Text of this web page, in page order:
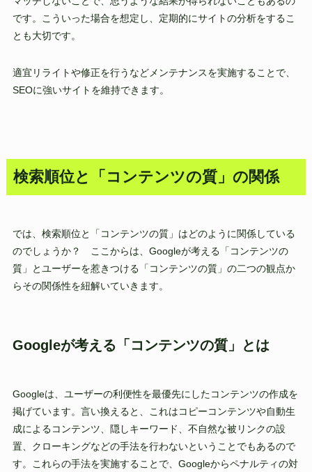
です。こういった場合を想定し、定期的にサイトの分析をするこ
とも大切です。
適宜リライトや修正を行うなどメンテナンスを実施することで、
SEOに強いサイトを維持できます。
検索順位と「コンテンツの質」の関係
では、検索順位と「コンテンツの質」はどのように関係している
のでしょうか？ ここからは、Googleが考える「コンテンツの
質」とユーザーを惹きつける「コンテンツの質」の二つの観点か
らその関係性を紐解いていきます。
Googleが考える「コンテンツの質」とは
Googleは、ユーザーの利便性を最優先にしたコンテンツの作成を
掲げています。言い換えると、これはコピーコンテンツや自動生
成によるコンテンツ、隠しキーワード、不自然な被リンクの設
置、クローキングなどの手法を行わないということでもあるので
す。これらの手法を実施することで、Googleからペナルティの対